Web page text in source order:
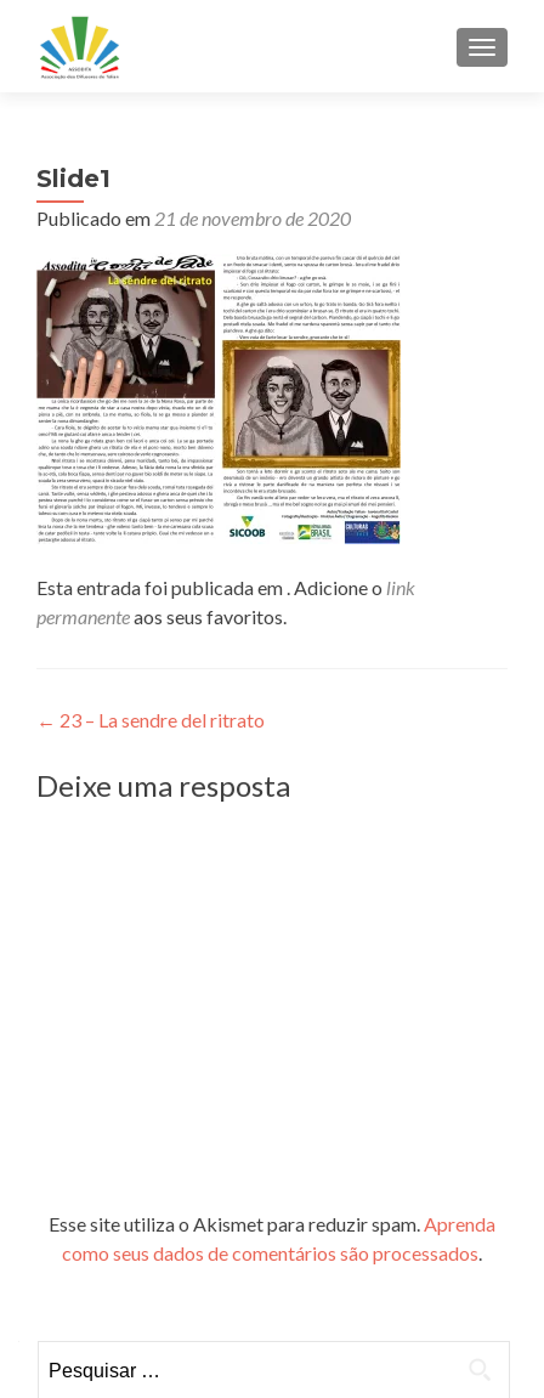
Slide1
Publicado em 21 de novembro de 2020
Esta entrada foi publicada em . Adicione o link
permanenteaos seus favoritos.
Navegação
de
Post
← 23 – La sendre del ritrato
Deixe uma resposta
Esse site utiliza o Akismet para reduzir spam.Aprenda
como seus dados de comentários são processados.
por: